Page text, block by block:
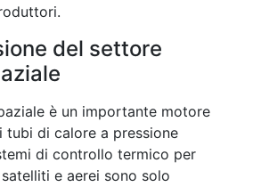
del settore
è un importante motore
tubi di calore a pressione
di controllo termico per
e aerei sono solo